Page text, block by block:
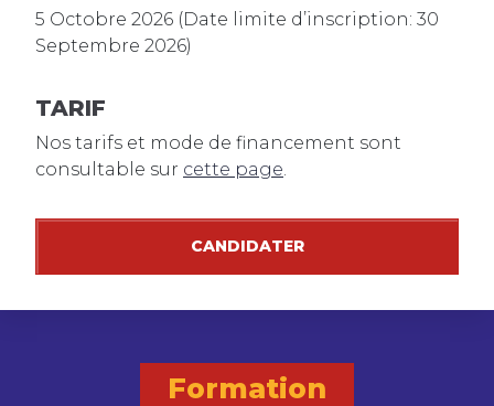
5 Octobre 2026 (Date limite d’inscription: 30
Septembre 2026)
TARIF
Nos tarifs et mode de financement sont
consultable sur cette page.
CANDIDATER
Formation